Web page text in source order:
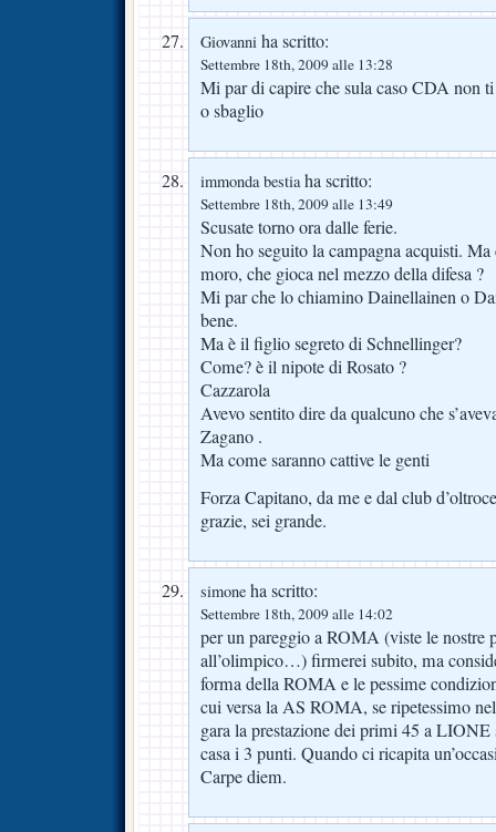
Giovanni ha scritto:
Settembre 18th, 2009 alle 13:28
Mi par di capire che sula caso CDA non
o sbaglio
immonda bestiaha scritto:
Settembre 18th, 2009 alle 13:49
Scusate torno ora dalle ferie.
Non ho seguito la campagna acquisti.
moro, che gioca nel mezzo della difesa ?
Mi par che lo chiamino Dainellainen o
bene.
Ma è il figlio segreto di Schnellinger?
Come? è il nipote di Rosato ?
Cazzarola
Avevo sentito dire da qualcuno che
Zagano .
Ma come saranno cattive le genti
Forza Capitano, da me e dal club
grazie, sei grande.
simone ha scritto:
Settembre 18th, 2009 alle 14:02
per un pareggio a ROMA (viste le nostre
all’olimpico…) firmerei subito, ma
forma della ROMA e le pessime
cui versa la AS ROMA, se ripetessimo
gara la prestazione dei primi 45 a
casa i 3 punti. Quando ci ricapita
Carpe diem.